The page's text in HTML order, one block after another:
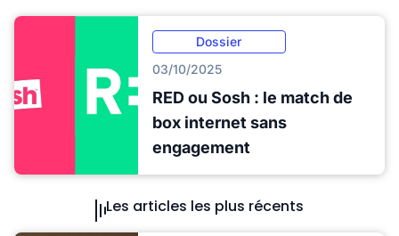
Dossier
03/10/2025
RED ou Sosh : le match de
box internet sans
engagement
Les articles les plus récents